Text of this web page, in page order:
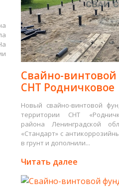
Свайно-
СНТ Родничковое
Новый свайно-винтовой
территории СНТ
района Ленинградской
«Стандарт» с
в грунт и дополнили...
Читать далее